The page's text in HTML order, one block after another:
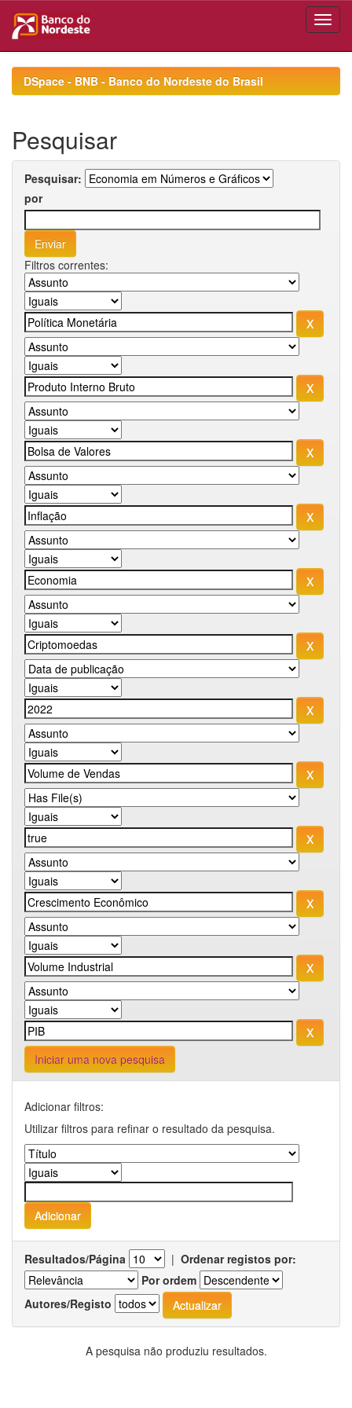
navigationDSpace - BNB - Banco do Nordeste do Brasil
Pesquisar
Pesquisar:
por
Filtros correntes:
Iniciar uma nova pesquisa
Adicionar filtros:
Utilizar filtros para refinar o resultado da pesquisa.
Resultados/Página | Ordenar registos por:
Por ordem
Autores/Registo
A pesquisa não produziu resultados.